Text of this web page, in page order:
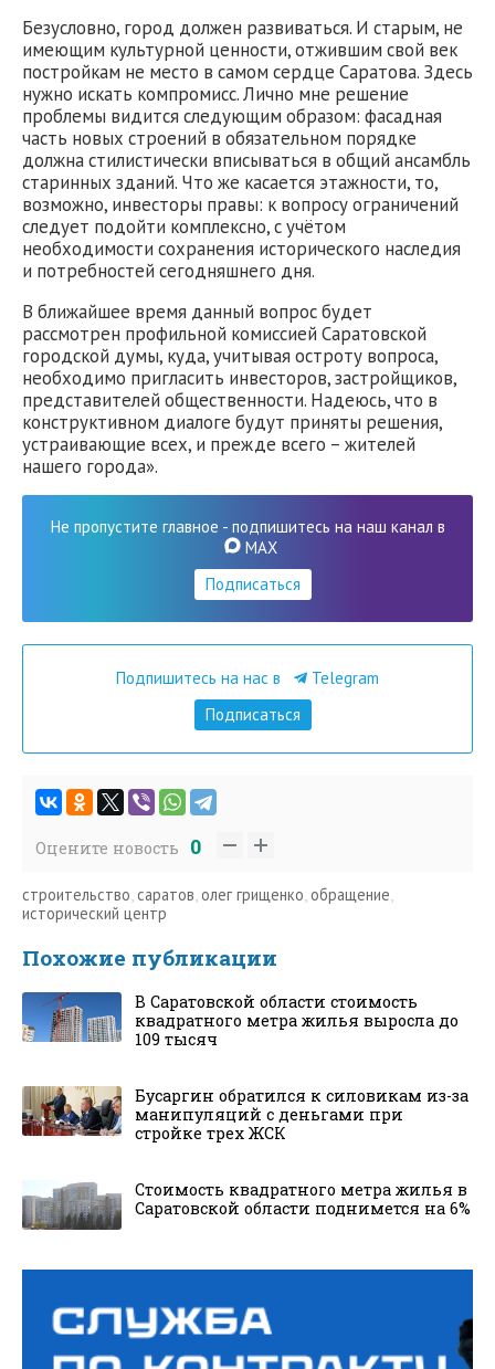
Безусловно, город должен развиваться. И старым, не
имеющим культурной ценности, отжившим свой век
постройкам не место в самом сердце Саратова. Здесь
нужно искать компромисс. Лично мне решение
проблемы видится следующим образом: фасадная
часть новых строений в обязательном порядке
должна стилистически вписываться в общий ансамбль
старинных зданий. Что же касается этажности, то,
возможно, инвесторы правы: к вопросу ограничений
следует подойти комплексно, с учётом
необходимости сохранения исторического наследия
и потребностей сегодняшнего дня.
В ближайшее время данный вопрос будет
рассмотрен профильной комиссией Саратовской
городской думы, куда, учитывая остроту вопроса,
необходимо пригласить инвесторов, застройщиков,
представителей общественности. Надеюсь, что в
конструктивном диалоге будут приняты решения,
устраивающие всех, и прежде всего – жителей
нашего города».
Не пропустите главное - подпишитесь на наш канал в
MAX
Подписаться
Подпишитесь на нас в
Telegram
Подписаться
Оцените новость 0
строительство саратов олег грищенко обращение
исторический центр
Похожие публикации
В Саратовской области стоимость
квадратного метра жилья выросла до
109 тысяч
Бусаргин обратился к силовикам из-за
манипуляций с деньгами при
стройке трех ЖСК
Стоимость квадратного метра жилья в
Саратовской области поднимется на 6%